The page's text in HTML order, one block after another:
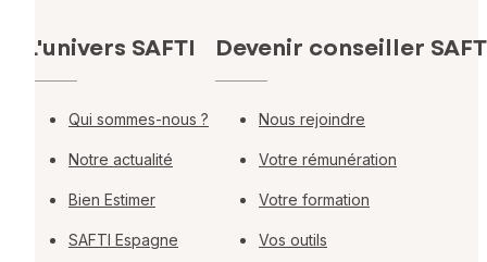
L'univers SAFTI
Qui sommes-nous ?
Notre actualité
Bien Estimer
SAFTI Espagne
Devenir conseiller
Nous rejoindre
Votre rémunération
Votre formation
Vos outils